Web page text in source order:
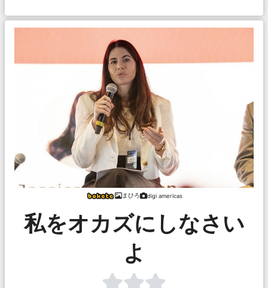
まひろ digi americas
私をオカズにしなさい
よ